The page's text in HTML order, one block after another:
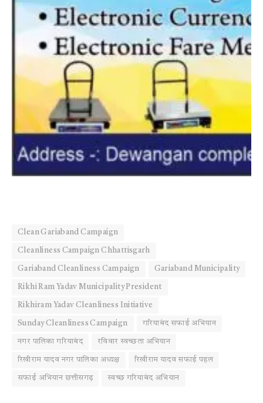
Clean Gariaband Campaign
Cleanliness Campaign Chhattisgarh
Gariaband Cleanliness Campaign Gariaband Municipality
Rikhi Ram Yadav Municipality President
Rikhiram Yadav Cleanliness Initiative
Sunday Cleanliness Campaign गरियाबंद सफाई अभियान
नगर पालिका गरियाबंद रविवार स्वच्छता अभियान
रिखीराम यादव नगर पालिका अध्यक्ष रिखीराम यादव सफाई पहल
सफाई अभियान छत्तीसगढ़ स्वच्छ गरियाबंद अभियान